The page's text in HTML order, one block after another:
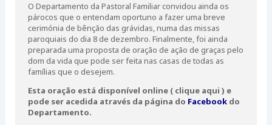
O Departamento da Pastoral Familiar convidou ainda os
párocos que o entendam oportuno a fazer uma breve
cerimónia de bênção das grávidas, numa das missas
paroquiais do dia 8 de dezembro. Finalmente, foi ainda
preparada uma proposta de oração de ação de graças pelo
dom da vida que pode ser feita nas casas de todas as
famílias que o desejem.
Esta oração está disponível online ( clique aqui ) e
pode ser acedida através da página do Facebookdo
Departamento.